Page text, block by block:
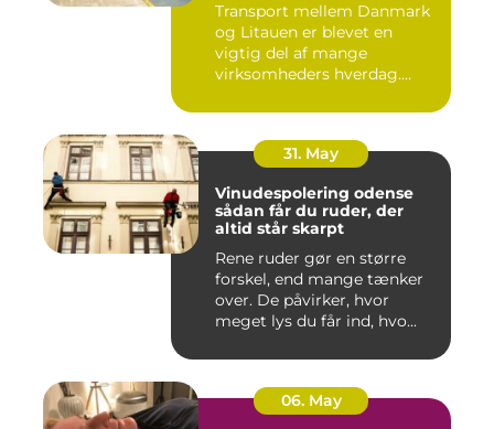
Transport mellem Danmark
og Litauen er blevet en
vigtig del af mange
virksomheders hverdag.
31. May
Vinudespolering odense
sådan får du ruder, der
altid står skarpt
Rene ruder gør en større
forskel, end mange tænker
over. De påvirker, hvor
meget lys du får ind, hvo...
06. May